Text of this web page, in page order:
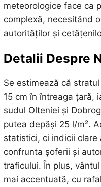
meteorologice face ca
complexă, necesitând
autorităților și
Detalii Despre
Se estimează că
15 cm în întreaga țară,
sudul Olteniei și
putea depăși 25 l/m².
statistici, ci indicii clare
confrunta șoferii și
traficului. În plus,
mai accentuată, cu